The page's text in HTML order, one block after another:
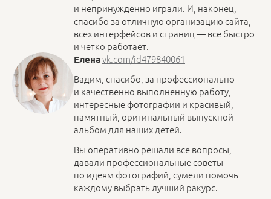
и непринужденно играли. И, наконец,
спасибо за отличную организацию сайта,
всех интерфейсов и страниц — все быстро
и четко работает.
Еленаvk.com/id479840061
Вадим, спасибо, за профессионально
и качественно выполненную работу,
интересные фотографии и красивый,
памятный, оригинальный выпускной
альбом для наших детей.
Вы оперативно решали все вопросы,
давали профессиональные советы
по идеям фотографий, сумели помочь
каждому выбрать лучший ракурс.